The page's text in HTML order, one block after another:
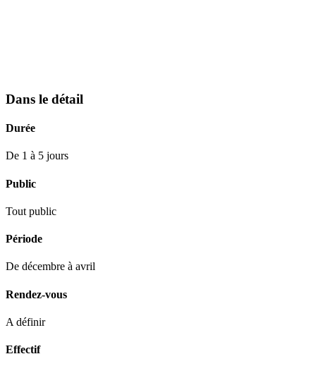
Dans le détail
Durée
De 1 à 5 jours
Public
Tout public
Période
De décembre à avril
Rendez-vous
A définir
Effectif